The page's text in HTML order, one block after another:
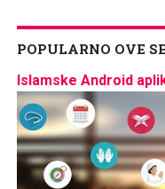
POPULARNO OVE
Islamske Android